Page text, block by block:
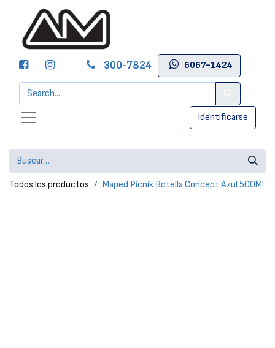
300-7824 6067-1424
Identificarse
Todos los productos Maped Picnik Botella Concept Azul 500Ml